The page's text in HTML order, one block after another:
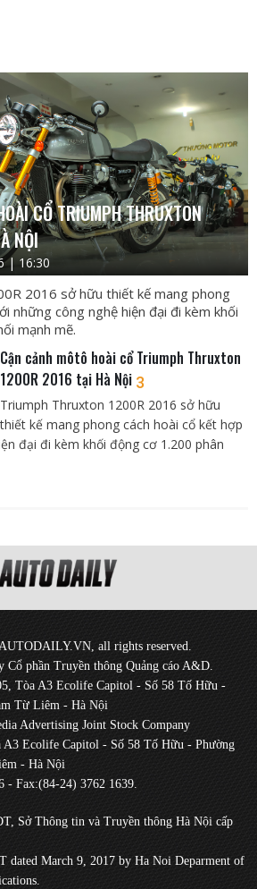
CỔ TRIUMPH THRUXTON
NỘI
| 16:30
2016 sở hữu thiết kế mang phong
những công nghệ hiện đại đi kèm khối
mạnh mẽ.
Cận cảnh môtô hoài cổ Triumph Thruxton
1200R 2016 tại Hà Nội 3
Triumph Thruxton 1200R 2016 sở hữu
thiết kế mang phong cách hoài cổ kết hợp
đại đi kèm khối động cơ 1.200 phân
all rights reserved.
Cổ phần Truyền thông Quảng cáo A&D.
Tòa A3 Ecolife Capitol - Số 58 Tố Hữu -
Từ Liêm - Hà Nội
Advertising Joint Stock Company
A3 Ecolife Capitol - Số 58 Tố Hữu - Phường
- Hà Nội
- Fax:(84-24) 3762 1639.
Sở Thông tin và Truyền thông Hà Nội cấp
dated March 9, 2017 by Ha Noi Deparment of